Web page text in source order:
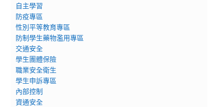
自主學習
防疫專區
性別平等教育專區
防制學生藥物濫用專區
交通安全
學生團體保險
職業安全衛生
學生申訴專區
內部控制
資通安全